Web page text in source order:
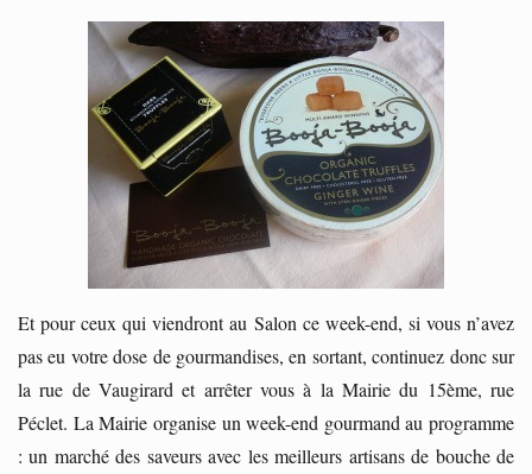
Et pour ceux qui viendront au Salon ce week-end, si vous n’avez
pas eu votre dose de gourmandises, en sortant, continuez donc sur
la rue de Vaugirard et arrêter vous à la Mairie du 15ème, rue
Péclet. La Mairie organise un week-end gourmand au programme
: un marché des saveurs avec les meilleurs artisans de bouche de